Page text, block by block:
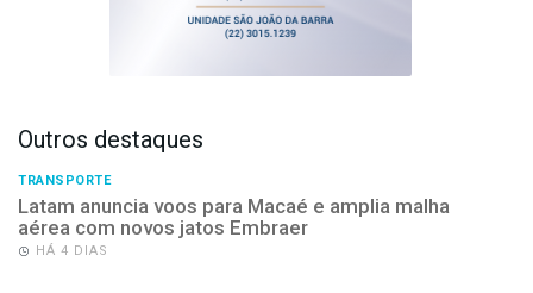
Outros destaques
TRANSPORTE
Latam anuncia voos para Macaé e amplia malha
aérea com novos jatos Embraer
HÁ 4 DIAS